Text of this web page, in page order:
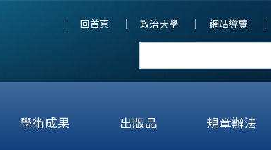
回首頁 政治大學 網站導覽
學術成果 出版品 規章辦法